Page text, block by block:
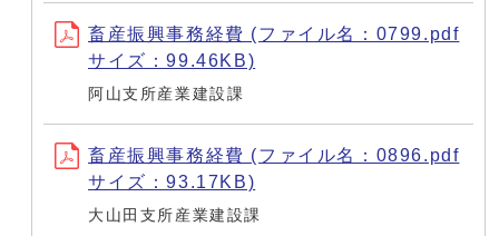
畜産振興事務経費 (ファイル名：0799.pdf
サイズ：99.46KB)
阿山支所産業建設課
畜産振興事務経費 (ファイル名：0896.pdf
サイズ：93.17KB)
大山田支所産業建設課